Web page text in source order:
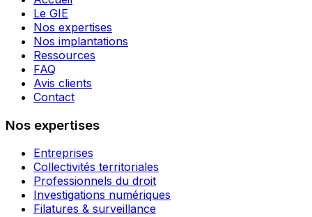
Le GIE
Nos expertises
Nos implantations
Ressources
FAQ
Avis clients
Contact
Nos expertises
Entreprises
Collectivités territoriales
Professionnels du droit
Investigations numériques
Filatures & surveillance